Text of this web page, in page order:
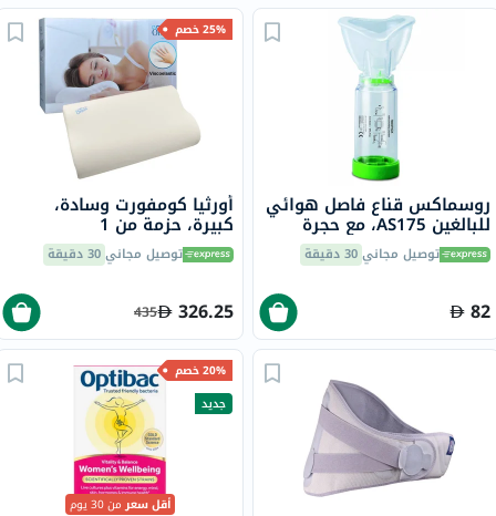
روسماكس قناع فاصل هوائي
للبالغين AS175، مع حجرة
تثبيت بصمام
توصيل مجاني30 دقيقة
82
25% خصم
أورثيا كومفورت وسادة،
كبيرة، حزمة من 1
توصيل مجاني30 دقيقة
326.25
435
20% خصم
جديد
أقل سعرمن 30 يوم